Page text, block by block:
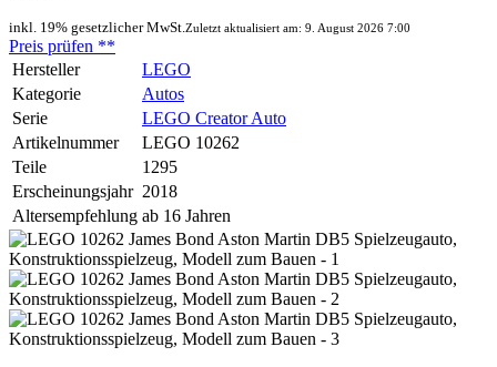
inkl. 19% gesetzlicher MwSt. Zuletzt aktualisiert am: 9. August 2026 7:00
Preis prüfen **
Hersteller
LEGO
Kategorie
Autos
Serie
LEGO Creator Auto
Artikelnummer
LEGO 10262
Teile
1295
Erscheinungsjahr 2018
Altersempfehlung ab 16 Jahren